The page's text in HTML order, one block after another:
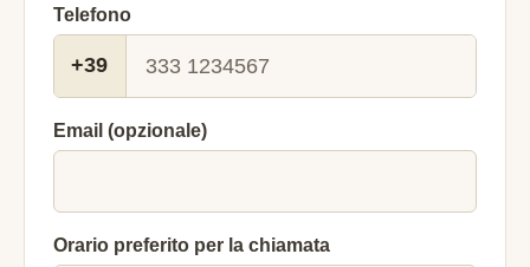
Telefono
+39
Email (opzionale)
Orario preferito per la chiamata